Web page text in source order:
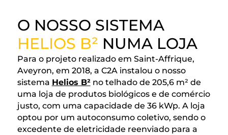
O NOSSO SISTEMA
HELIOS B² NUMA LOJA
Para o projeto realizado em Saint-Affrique,
Aveyron, em 2018, a C2A instalou o nosso
sistema Helios B²no telhado de 205,6 m² de
uma loja de produtos biológicos e de comércio
justo, com uma capacidade de 36 kWp. A loja
optou por um autoconsumo coletivo, sendo o
excedente de eletricidade reenviado para a